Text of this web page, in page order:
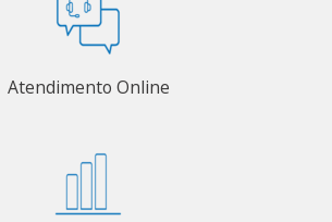
Atendimento Online